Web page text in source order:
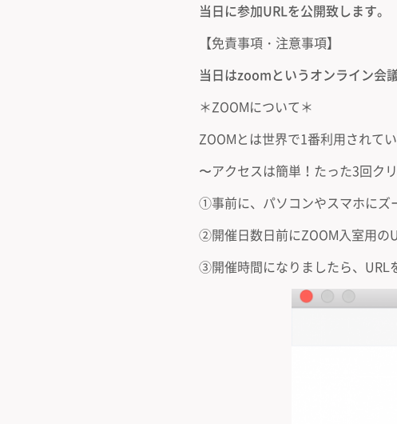
当日に参加URLを公開致します。
【免責事項・注意事項】
当日はzoomというオンライン会
＊ZOOMについて＊
ZOOMとは世界で1番利用されて
〜アクセスは簡単！たった3回ク
①事前に、パソコンやスマホにズ
②開催日数日前にZOOM入室用の
③開催時間になりましたら、